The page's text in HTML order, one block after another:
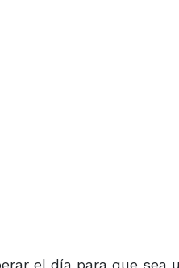
el día para que sea